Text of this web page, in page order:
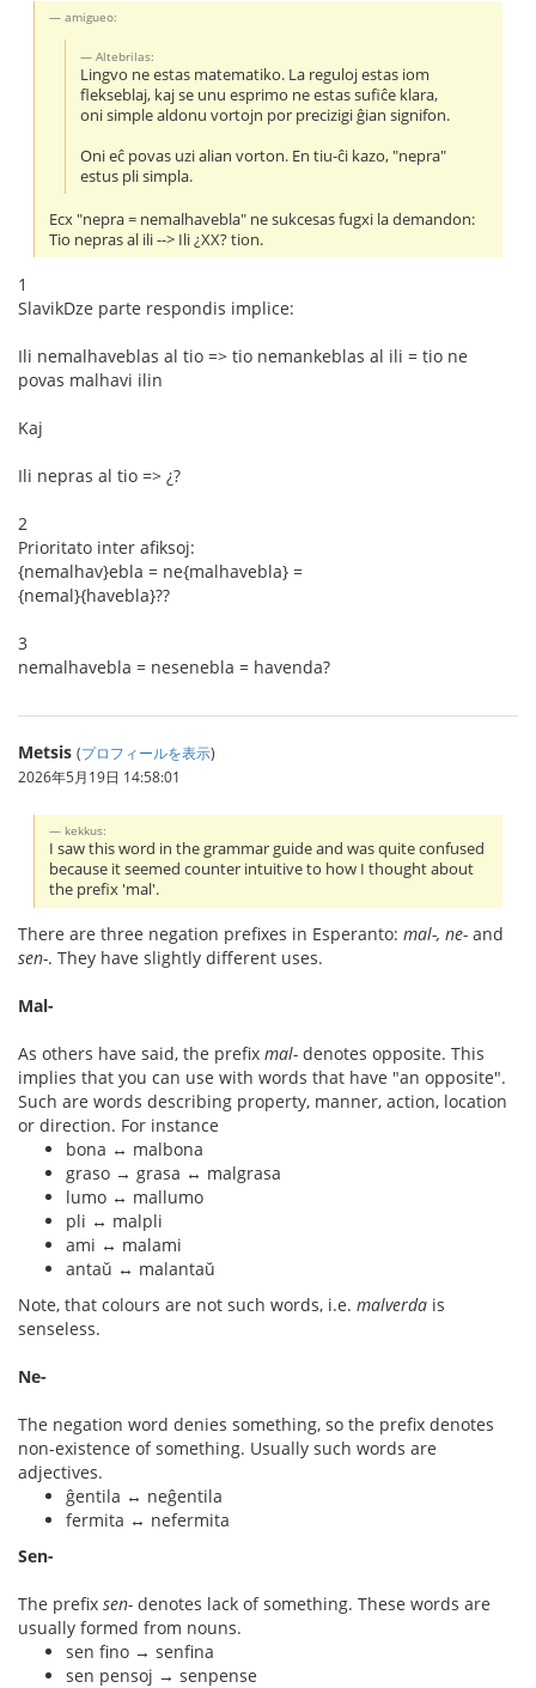
amigueo:
Altebrilas:
Lingvo ne estas matematiko. La reguloj estas iom
flekseblaj, kaj se unu esprimo ne estas sufiĉe klara,
oni simple aldonu vortojn por precizigi ĝian signifon.
Oni eĉ povas uzi alian vorton. En tiu-ĉi kazo, "nepra"
estus pli simpla.
Ecx "nepra = nemalhavebla" ne sukcesas fugxi la demandon:
Tio nepras al ili --> Ili ¿XX? tion.
1
SlavikDze parte respondis implice:
Ili nemalhaveblas al tio => tio nemankeblas al ili = tio ne
povas malhavi ilin
Kaj
Ili nepras al tio => ¿?
2
Prioritato inter afiksoj:
{nemalhav}ebla = ne{malhavebla} =
{nemal}{havebla}??
3
nemalhavebla = nesenebla = havenda?
Metsis (プロフィールを表示)
2026年5月19日 14:58:01
kekkus:
I saw this word in the grammar guide and was quite confused
because it seemed counter intuitive to how I thought about
the prefix 'mal'.
There are three negation prefixes in Esperanto: mal-, ne- and
sen-. They have slightly different uses.
Mal-
As others have said, the prefix mal- denotes opposite. This
implies that you can use with words that have "an opposite".
Such are words describing property, manner, action, location
or direction. For instance
bona ↔ malbona
graso → grasa ↔ malgrasa
lumo ↔ mallumo
pli ↔ malpli
ami ↔ malami
antaŭ ↔ malantaŭ
Note, that colours are not such words, i.e. malverda is
senseless.
Ne-
The negation word denies something, so the prefix denotes
non-existence of something. Usually such words are
adjectives.
ĝentila ↔ neĝentila
fermita ↔ nefermita
Sen-
The prefix sen- denotes lack of something. These words are
usually formed from nouns.
sen fino → senfina
sen pensoj → senpense